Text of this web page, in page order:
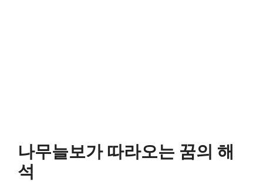
나무늘보가 따라오는 꿈의 해
석